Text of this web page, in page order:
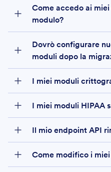
Come accedo ai
modulo?
sul server
Dovrò configurare
moduli dopo la
Dropbox
Zapier
I miei moduli
nella
I miei moduli HIPAA
Il mio endpoint API
Come modifico i